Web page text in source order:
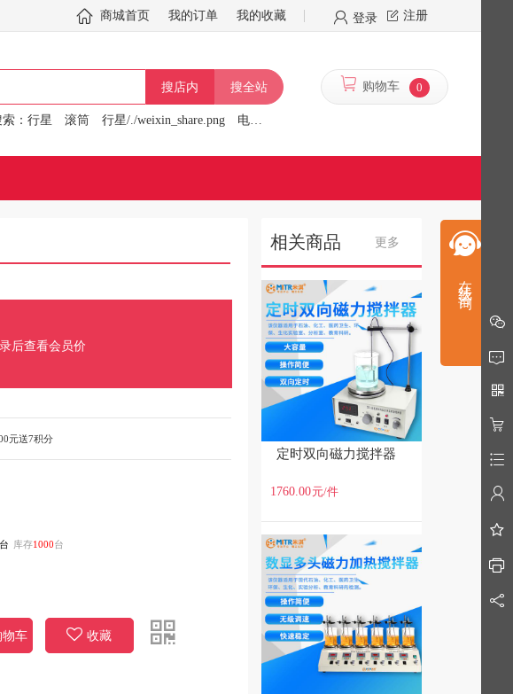
商城首页 我的订单 我的收藏 登录 注册
搜店内 搜全站
索：行星 滚筒 行星/./weixin_share.png 电炉
购物车 0
后查看会员价
元送7积分
台 库存1000台
物车 收藏
相关商品 更多
定时双向磁力搅拌器
1760.00元/件
在线咨询